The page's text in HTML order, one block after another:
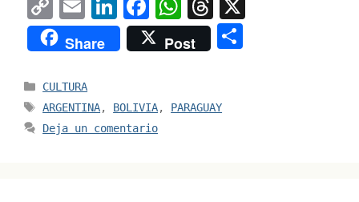
o
p
y
Li
n
m
ai
l
n
k
dI
n
a
c
b
o
h
at
A
hr
e
d
Share Post
Categorías
CULTURA
Etiquetas
ARGENTINA, BOLIVIA, PARAGUAY
Deja un comentario